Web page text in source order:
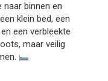
binnen en
klein bed, een
een verbleekte
maar veilig